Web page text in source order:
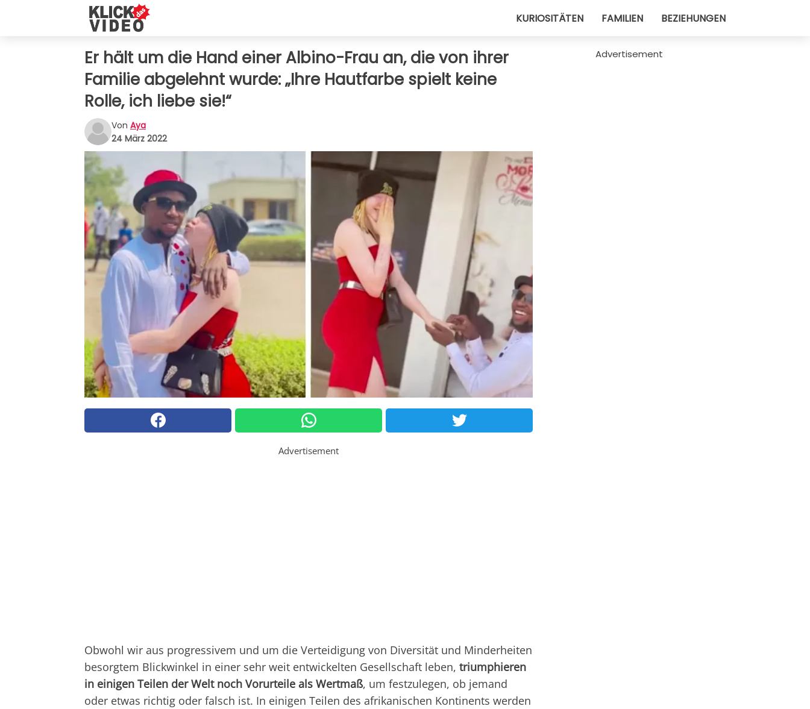
KURIOSITÄTEN FAMILIEN BEZIEHUNGEN
Er hält um die Hand einer Albino-Frau an, die von ihrer
Familie abgelehnt wurde: „Ihre Hautfarbe spielt keine
Rolle, ich liebe sie!“
Von Aya
24 März 2022
Advertisement
Obwohl wir aus progressivem und um die Verteidigung von Diversität und Minderheiten
besorgtem Blickwinkel in einer sehr weit entwickelten Gesellschaft leben, triumphieren
in einigen Teilen der Welt noch Vorurteile als Wertmaß, um festzulegen, ob jemand
oder etwas richtig oder falsch ist. In einigen Teilen des afrikanischen Kontinents werden
Advertisement